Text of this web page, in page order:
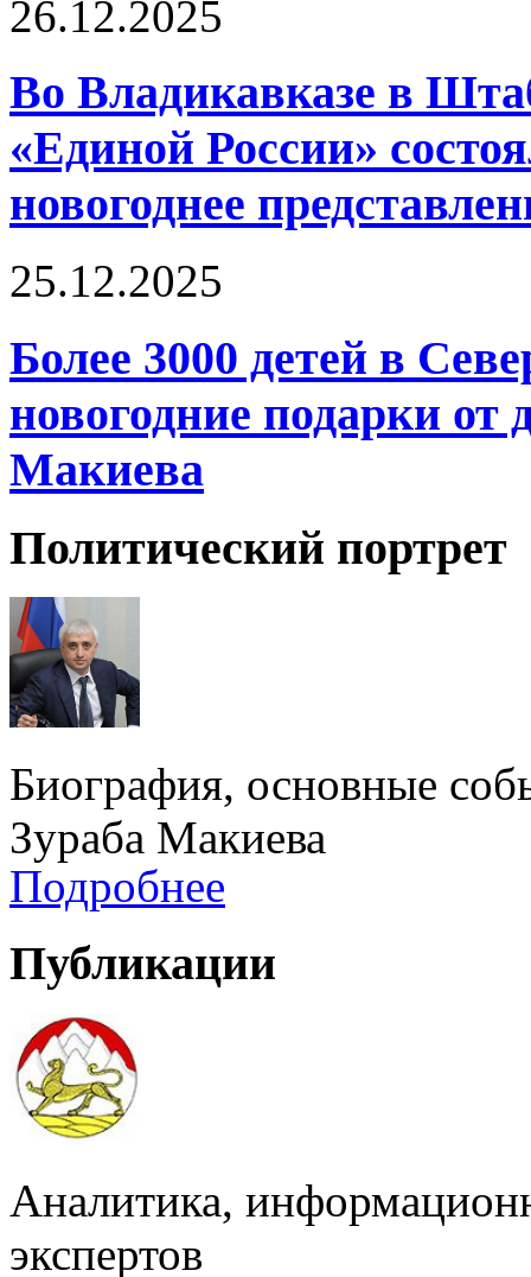
26.12.2025
Во Владикавказе в
«Единой России»
новогоднее
25.12.2025
Более 3000 детей в
новогодние подарки
Макиева
Политический портрет
Биография, основные
Зураба Макиева
Подробнее
Публикации
Аналитика,
экспертов